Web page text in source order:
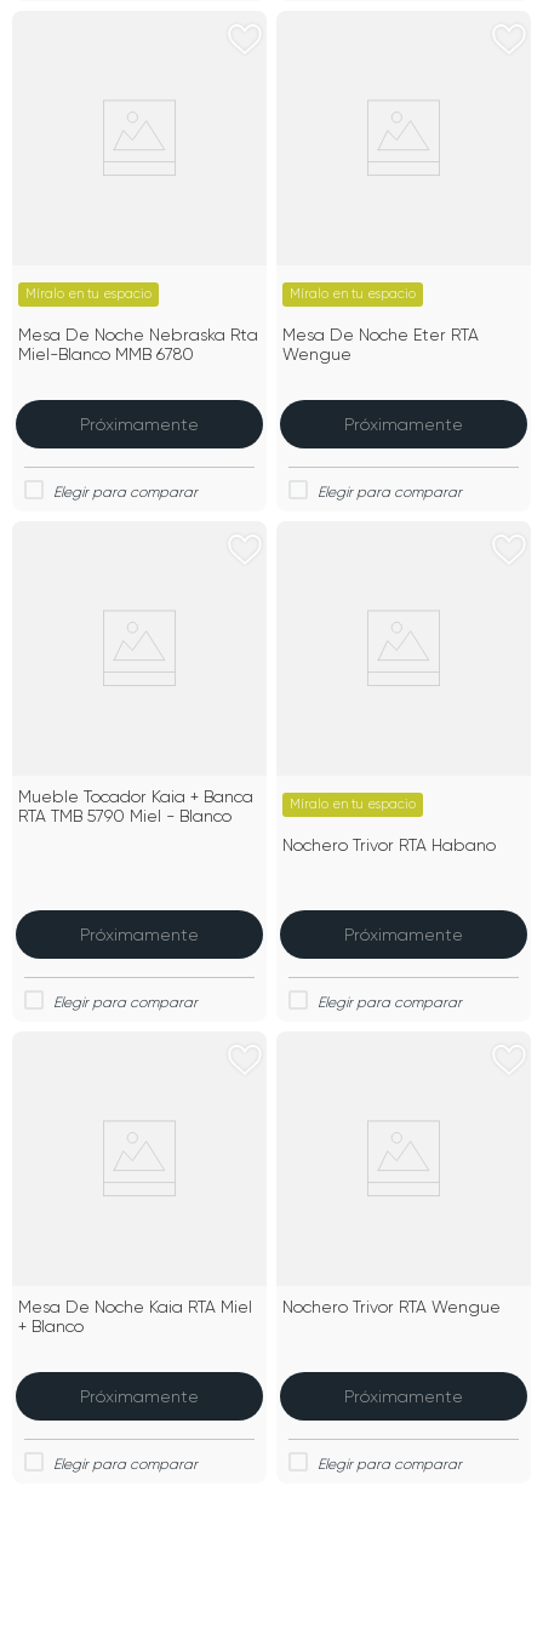
Míralo en tu espacio
Mesa De Noche Nebraska Rta
Miel-Blanco MMB 6780
Próximamente
Míralo en tu espacio
Mesa De Noche Eter RTA
Wengue
Próximamente
Mueble Tocador Kaia + Banca
RTA TMB 5790 Miel - Blanco
Próximamente
Míralo en tu espacio
Nochero Trivor RTA Habano
Próximamente
Mesa De Noche Kaia RTA Miel
+ Blanco
Próximamente
Nochero Trivor RTA Wengue
Próximamente